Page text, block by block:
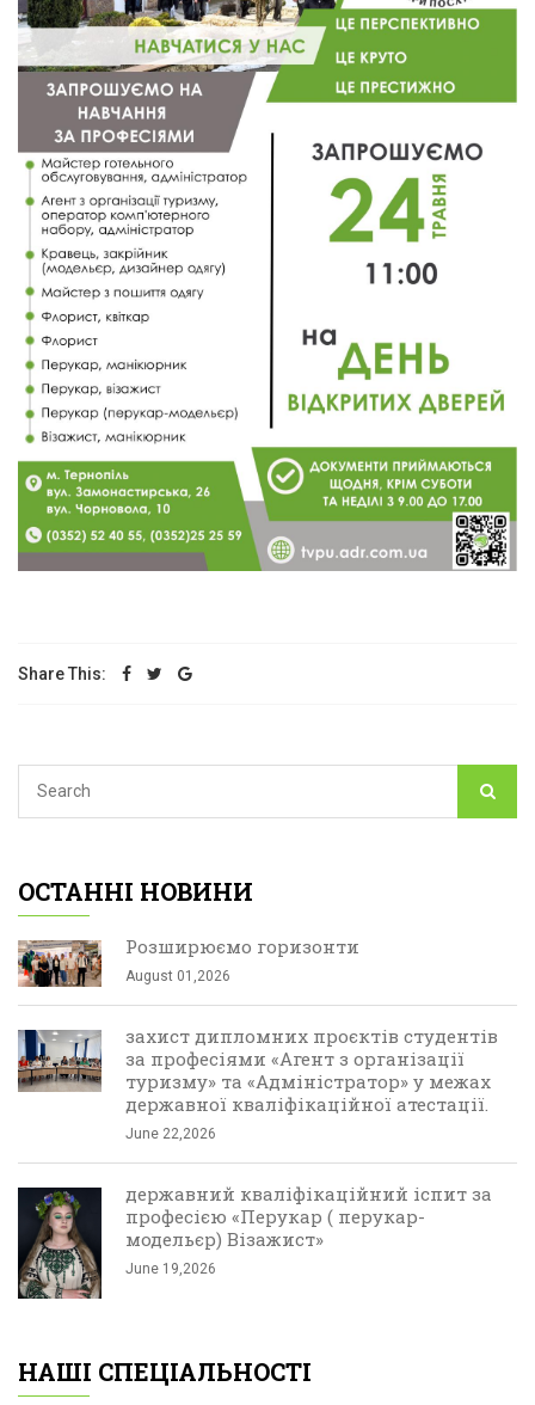
Share This:
ОСТАННІ НОВИНИ
Розширюємо горизонти
August 01,2026
захист дипломних проєктів студентів
за професіями «Агент з організації
туризму» та «Адміністратор» у межах
державної кваліфікаційної атестації.
June 22,2026
державний кваліфікаційний іспит за
професією «Перукар ( перукар-
модельєр) Візажист»
June 19,2026
НАШІ СПЕЦІАЛЬНОСТІ